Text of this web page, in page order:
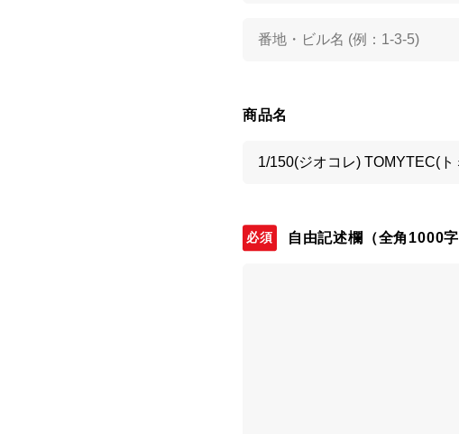
商品名
自由記述欄 （全角1000